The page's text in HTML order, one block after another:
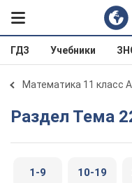
ГДЗ Учебники
Математика 11 класс
Раздел Тема
1-9 10-19